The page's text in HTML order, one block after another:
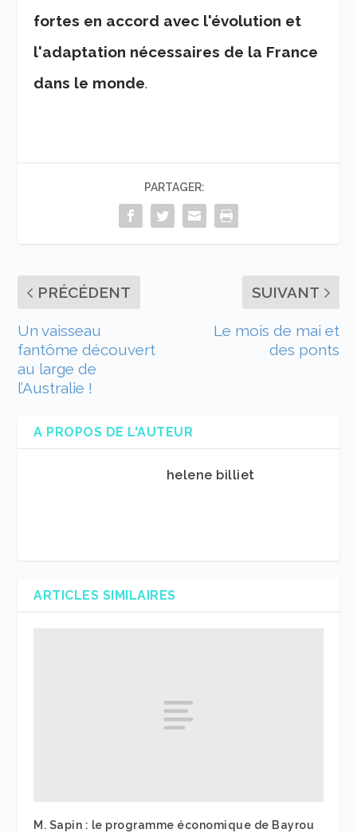
fortes en accord avec l'évolution et
l'adaptation nécessaires de la France
dans le monde.
PARTAGER:
PRÉCÉDENT
Un vaisseau
fantôme découvert
au large de
l’Australie !
SUIVANT
Le mois de mai et
des ponts
A PROPOS DE L'AUTEUR
helene billiet
ARTICLES SIMILAIRES
M. Sapin : le programme économique de Bayrou